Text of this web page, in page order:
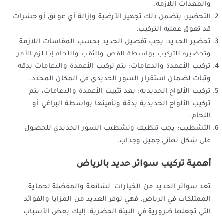
والمعدات اللازمة.
التحضير: يتضمن ذلك تجهيز الأرضية وإزالة أي عوائق أو حشرات
قد تعوق عملية التركيب.
تحضير الحديد: يجب تفصيل الحديد بحسب المقاسات اللازمة
وتحضيره للتركيب بواسطة القص والثقب واللحام إذا لزم الأمر.
تركيب الأعمدة والدعامات: يتم تركيب الأعمدة والدعامات بدقة
وثبات لضمان استقرار السور الحديدي في المكان المحدد.
تركيب الألواح الحديدية: بعد تثبيت الأعمدة والدعامات، يتم
تركيب الألواح الحديدية بدقة وتأمينها بواسطة البراغي أو
اللحام.
التشطيب: يجب تنظيف وتشطيب السور الحديدي للحصول
على شكل نهائي جميل وجذاب.
أهمية تركيب سواتر حديد بالرياض
تعد سواتر الحديد من الخيارات الشائعة والمفضلة لحماية
الممتلكات في الرياض. فهي توفر العديد من المزايا والفوائد
التي تجعلها ضرورية في البيئة الحضرية. إليك بعض الأسباب